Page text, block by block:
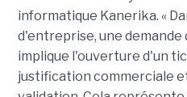
informatique Kanerika. «
d'entreprise, une
implique l'ouverture d'un
justification commerciale